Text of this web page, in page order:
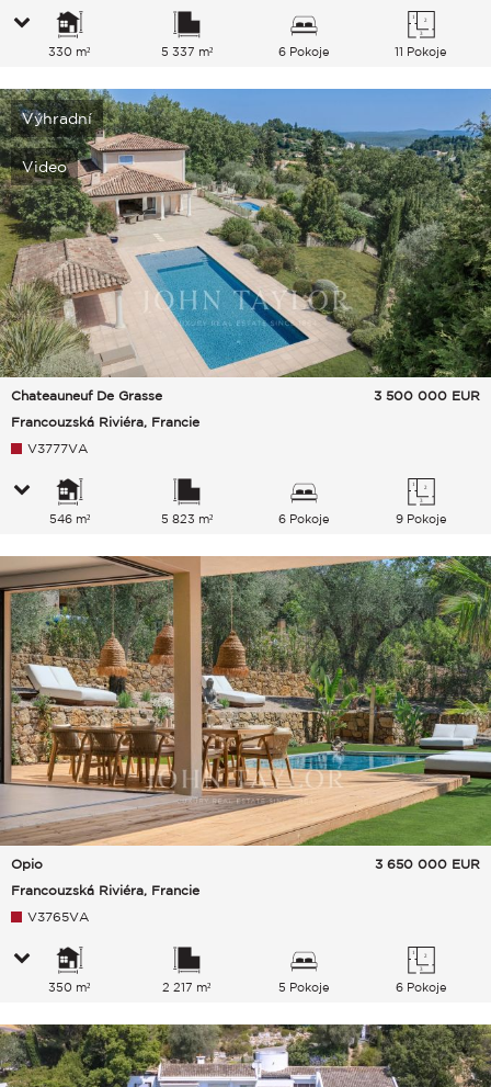
330 m² 5 337 m² 6 Pokoje 11 Pokoje
Výhradní
Video
Chateauneuf De Grasse
Francouzská Riviéra, Francie
3 500 000 EUR
V3777VA
546 m² 5 823 m² 6 Pokoje 9 Pokoje
Opio
Francouzská Riviéra, Francie
3 650 000 EUR
V3765VA
350 m² 2 217 m² 5 Pokoje 6 Pokoje